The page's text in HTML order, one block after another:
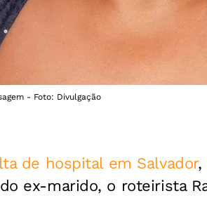
- Foto: Divulgação
de hospital em Salvador,
ex-marido, o roteirista